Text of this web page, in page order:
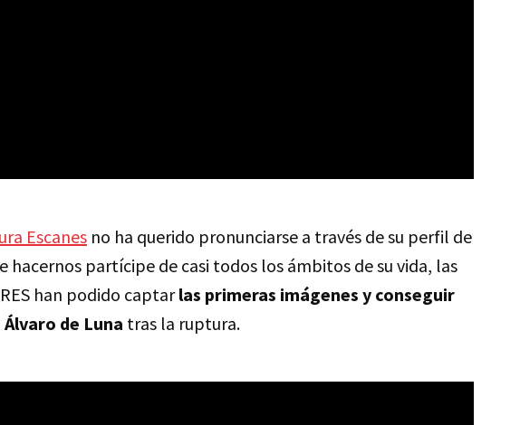
Escanes no ha querido pronunciarse a través de su perfil de
hacernos partícipe de casi todos los ámbitos de su vida, las
han podido captarlas primeras imágenes y conseguir
de Luna tras la ruptura.